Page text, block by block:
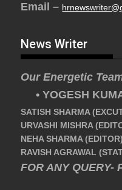
Email –
News Writer
Our Energetic
• YOGESH
SATISH SHARMA
URVASHI MISHRA
NEHA SHARMA (EDITOR)
RAVISH AGRAWAL
FOR ANY QUERY-